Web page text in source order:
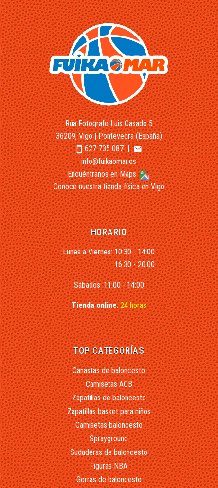
Rúa Fotógrafo Luis Casado 5
36209, Vigo | Pontevedra (España)
smartphone627 735 087|email
info@fuikaomar.es
Encuéntranos en Maps
Conoce nuestra tienda física en Vigo
HORARIO
Lunes a Viernes: 10:30 - 14:00
16:30 - 20:00
Sábados: 11:00 - 14:00
Tienda online:24 horas
TOP CATEGORÍAS
Canastas de baloncesto
Camisetas ACB
Zapatillas de baloncesto
Zapatillas basket para niños
Camisetas baloncesto
Sprayground
Sudaderas de baloncesto
Figuras NBA
Gorras de baloncesto